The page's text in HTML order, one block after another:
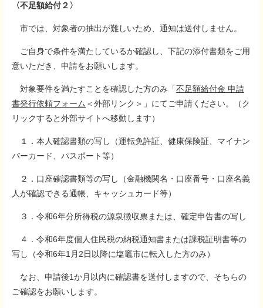
〈不足額給付２〉
市では、対象者の抽出が難しいため、通知は送付しません。
ご自身で条件を満たしているか確認し、下記の添付書類をご用
意いただき、申請をお願いします。
対象要件を満たすことを確認した方のみ「不足額給付金 申請
書発行依頼フォーム ＜外部リンク＞ 」にてご申請ください。（ク
リックすると外部サイトへ移動します）
１．本人確認書類の写し（運転免許証、健康保険証、マイナン
バーカード、パスポート等）
２．口座確認書類等の写し（金融機関名・口座番号・口座名義
人が確認できる通帳、キャッシュカード等）
３．令和6年分所得税の源泉徴収票または、確定申告書の写し
４．令和6年度個人住民税の納税通知書または課税証明書等の
写し（令和6年1月2日以降に塩竈市に転入した方のみ）
なお、申請後1か月以内に確認書を送付しますので、そちらの
ご確認をお願いします。